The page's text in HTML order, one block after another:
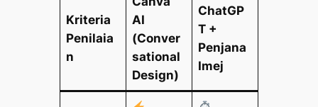
Kriteria
Penilaia
n
AI
(Conver
sational
Design)
ChatGP
T +
Penjana
Imej